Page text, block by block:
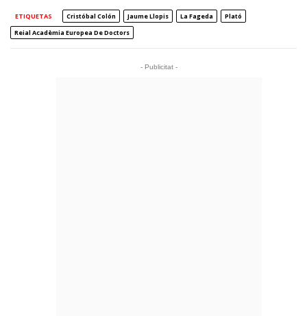
ETIQUETAS Cristóbal Colón Jaume Llopis La Fageda
Plató
Reial Acadèmia Europea De Doctors
- Publicitat -